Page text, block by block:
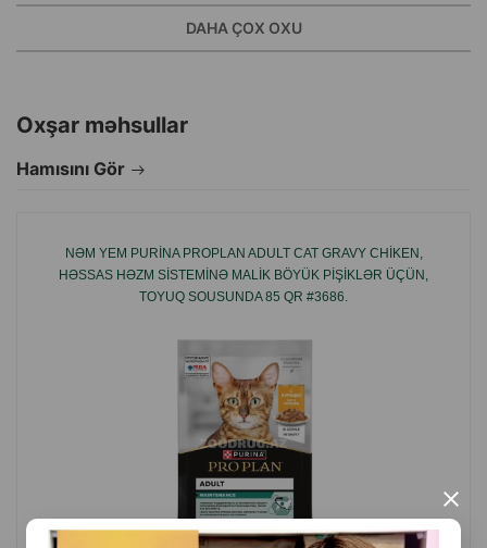
×
DAHA ÇOX OXU
Oxşar məhsullar
Hamısını Gör
NƏM YEM PURINA PROPLAN ADULT CAT GRAVY CHIKEN,
HƏSSAS HƏZM SISTEMINƏ MALIK BÖYÜK PIŞIKLƏR ÜÇÜN,
TOYUQ SOUSUNDA 85 QR #3686.